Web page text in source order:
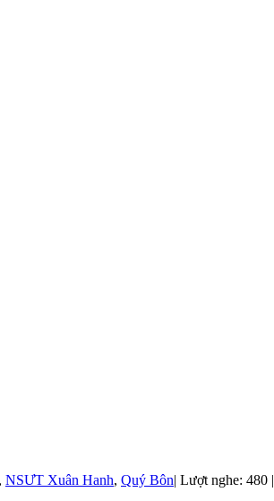
, NSƯT Xuân Hanh, Quý Bôn| Lượt nghe: 480